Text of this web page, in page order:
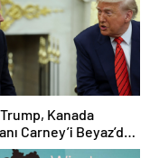
Kanada
Carney’i Beyaz’da